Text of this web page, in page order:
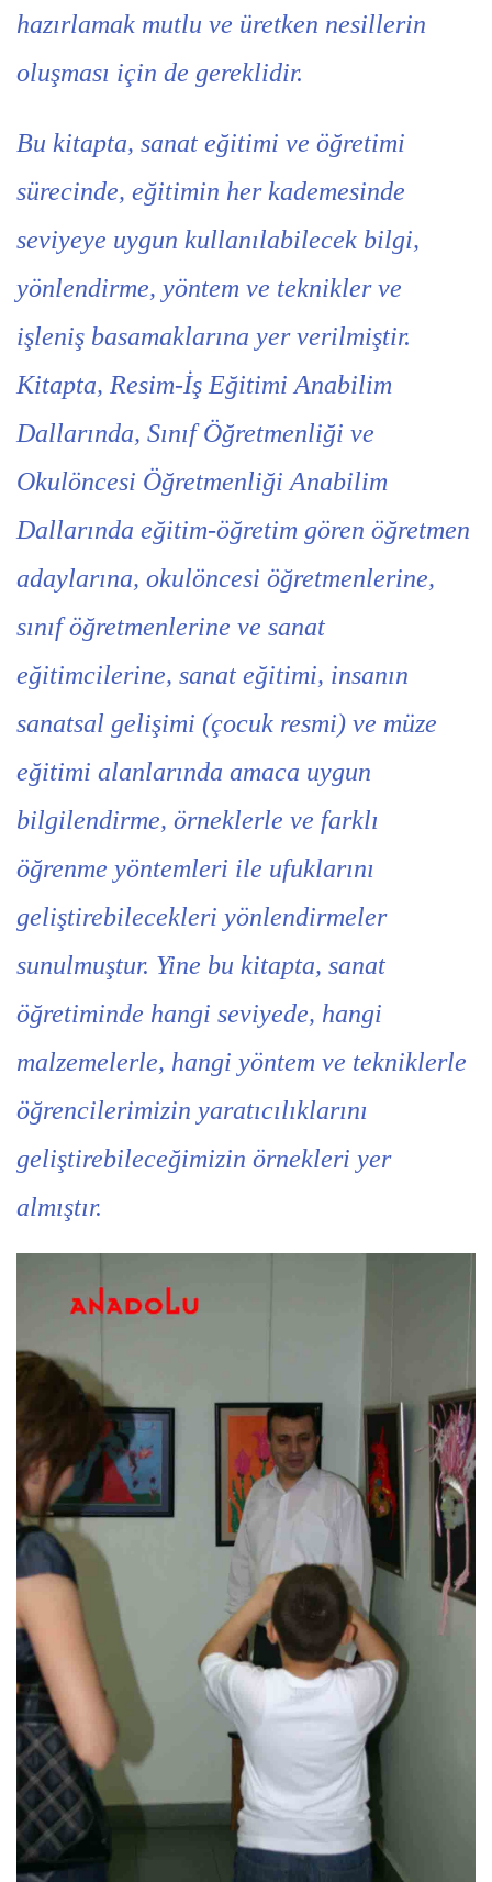
hazırlamak mutlu ve üretken nesillerin
oluşması için de gereklidir.
Bu kitapta, sanat eğitimi ve öğretimi
sürecinde, eğitimin her kademesinde
seviyeye uygun kullanılabilecek bilgi,
yönlendirme, yöntem ve teknikler ve
işleniş basamaklarına yer verilmiştir.
Kitapta, Resim-İş Eğitimi Anabilim
Dallarında, Sınıf Öğretmenliği ve
Okulöncesi Öğretmenliği Anabilim
Dallarında eğitim-öğretim gören öğretmen
adaylarına, okulöncesi öğretmenlerine,
sınıf öğretmenlerine ve sanat
eğitimcilerine, sanat eğitimi, insanın
sanatsal gelişimi (çocuk resmi) ve müze
eğitimi alanlarında amaca uygun
bilgilendirme, örneklerle ve farklı
öğrenme yöntemleri ile ufuklarını
geliştirebilecekleri yönlendirmeler
sunulmuştur. Yine bu kitapta, sanat
öğretiminde hangi seviyede, hangi
malzemelerle, hangi yöntem ve tekniklerle
öğrencilerimizin yaratıcılıklarını
geliştirebileceğimizin örnekleri yer
almıştır.